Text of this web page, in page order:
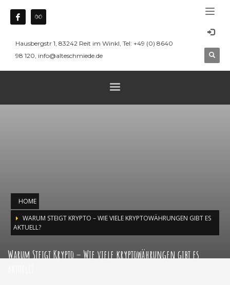
Hausbergstr 1, 83242 Reit im Winkl, Tel: +49 (0) 8640
98 120, info@alteschmiede.de
HOME
WARUM STEIGT KRYPTO – WIE VIELE KRYPTOWÄHRUNGEN GIBT ES
AKTUELL?
Warum Steigt Krypto – Wie viele kryptowährungen gibt es